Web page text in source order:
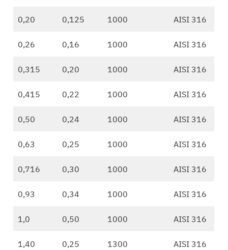
0,20 0,125 1000 AISI 316
0,26 0,16 1000 AISI 316
0,315 0,20 1000 AISI 316
0,415 0,22 1000 AISI 316
0,50 0,24 1000 AISI 316
0,63 0,25 1000 AISI 316
0,716 0,30 1000 AISI 316
0,93 0,34 1000 AISI 316
1,0 0,50 1000 AISI 316
1,40 0,25 1300 AISI 316